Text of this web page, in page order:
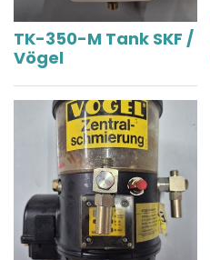
TK-350-M Tank SKF /
Vögel